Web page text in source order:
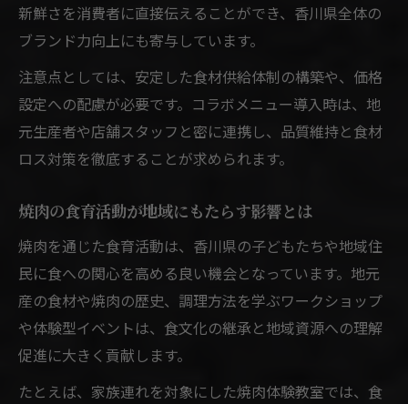
新鮮さを消費者に直接伝えることができ、香川県全体の
ブランド力向上にも寄与しています。
注意点としては、安定した食材供給体制の構築や、価格
設定への配慮が必要です。コラボメニュー導入時は、地
元生産者や店舗スタッフと密に連携し、品質維持と食材
ロス対策を徹底することが求められます。
焼肉の食育活動が地域にもたらす影響とは
焼肉を通じた食育活動は、香川県の子どもたちや地域住
民に食への関心を高める良い機会となっています。地元
産の食材や焼肉の歴史、調理方法を学ぶワークショップ
や体験型イベントは、食文化の継承と地域資源への理解
促進に大きく貢献します。
たとえば、家族連れを対象にした焼肉体験教室では、食